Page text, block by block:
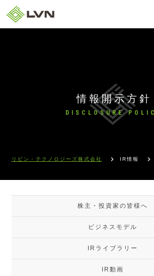
情報開示方針
DISCLOSURE
リビン・テクノロジーズ株式会社 IR情報
株主・投資家の皆様へ
ビジネスモデル
IRライブラリー
IR動画